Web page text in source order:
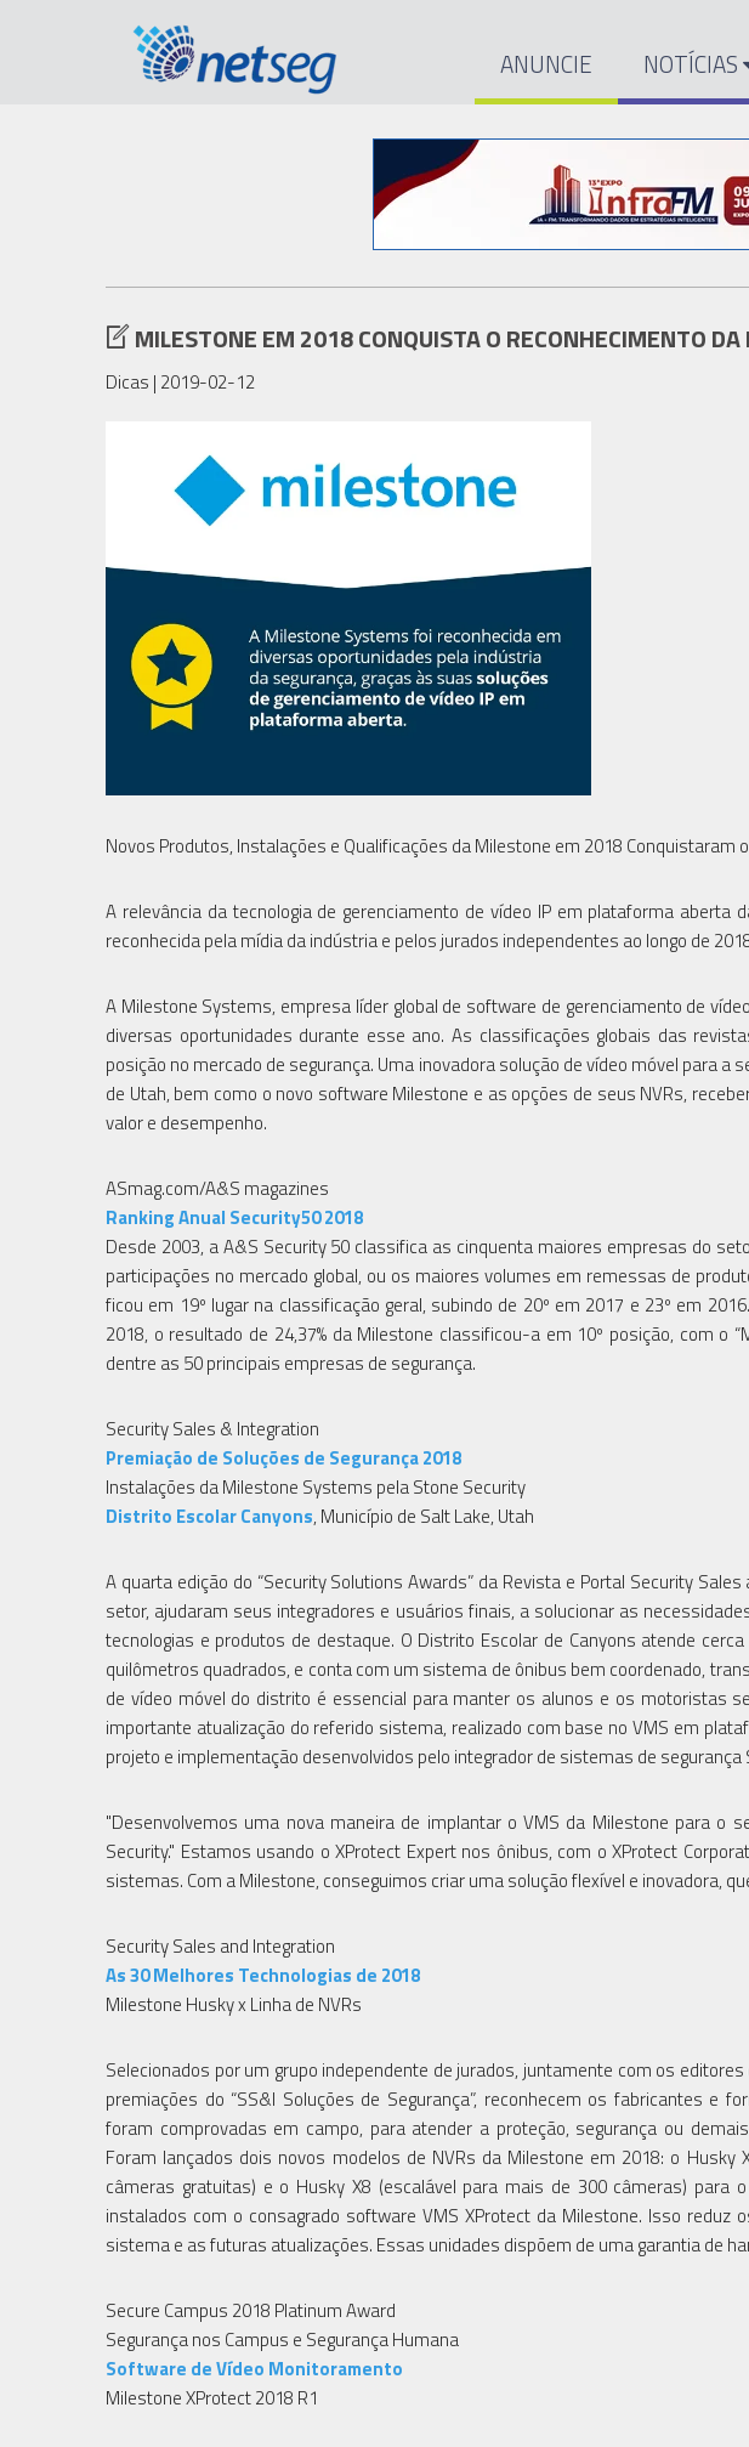
ANUNCIE NOTÍCIAS
MILESTONE EM 2018 CONQUISTA O RECONHECIMENTO
Dicas | 2019-02-12
Novos Produtos, Instalações e Qualificações da Milestone em 2018 Conquistaram
A relevância da tecnologia de gerenciamento de vídeo IP em plataforma aberta
reconhecida pela mídia da indústria e pelos jurados independentes ao longo de
A Milestone Systems, empresa líder global de software de gerenciamento de
diversas oportunidades durante esse ano. As classificações globais das
posição no mercado de segurança. Uma inovadora solução de vídeo móvel para
de Utah, bem como o novo software Milestone e as opções de seus NVRs,
valor e desempenho.
ASmag.com/A&S magazines
Ranking Anual Security50 2018
Desde 2003, a A&S Security 50 classifica as cinquenta maiores empresas do
participações no mercado global, ou os maiores volumes em remessas de
ficou em 19º lugar na classificação geral, subindo de 20º em 2017 e 23º em
2018, o resultado de 24,37% da Milestone classificou-a em 10º posição, com o
dentre as 50 principais empresas de segurança.
Security Sales & Integration
Premiação de Soluções de Segurança 2018
Instalações da Milestone Systems pela Stone Security
Distrito Escolar Canyons, Município de Salt Lake, Utah
A quarta edição do “Security Solutions Awards” da Revista e Portal Security
setor, ajudaram seus integradores e usuários finais, a solucionar as
tecnologias e produtos de destaque. O Distrito Escolar de Canyons atende
quilômetros quadrados, e conta com um sistema de ônibus bem coordenado,
de vídeo móvel do distrito é essencial para manter os alunos e os motoristas
importante atualização do referido sistema, realizado com base no VMS em
projeto e implementação desenvolvidos pelo integrador de sistemas de segurança
"Desenvolvemos uma nova maneira de implantar o VMS da Milestone para o
Security." Estamos usando o XProtect Expert nos ônibus, com o XProtect
sistemas. Com a Milestone, conseguimos criar uma solução flexível e inovadora,
Security Sales and Integration
As 30 Melhores Technologias de 2018
Milestone Husky x Linha de NVRs
Selecionados por um grupo independente de jurados, juntamente com os
premiações do “SS&I Soluções de Segurança”, reconhecem os fabricantes e
foram comprovadas em campo, para atender a proteção, segurança ou
Foram lançados dois novos modelos de NVRs da Milestone em 2018: o
câmeras gratuitas) e o Husky X8 (escalável para mais de 300 câmeras)
instalados com o consagrado software VMS XProtect da Milestone. Isso reduz
sistema e as futuras atualizações. Essas unidades dispõem de uma garantia de
Secure Campus 2018 Platinum Award
Segurança nos Campus e Segurança Humana
Software de Vídeo Monitoramento
Milestone XProtect 2018 R1